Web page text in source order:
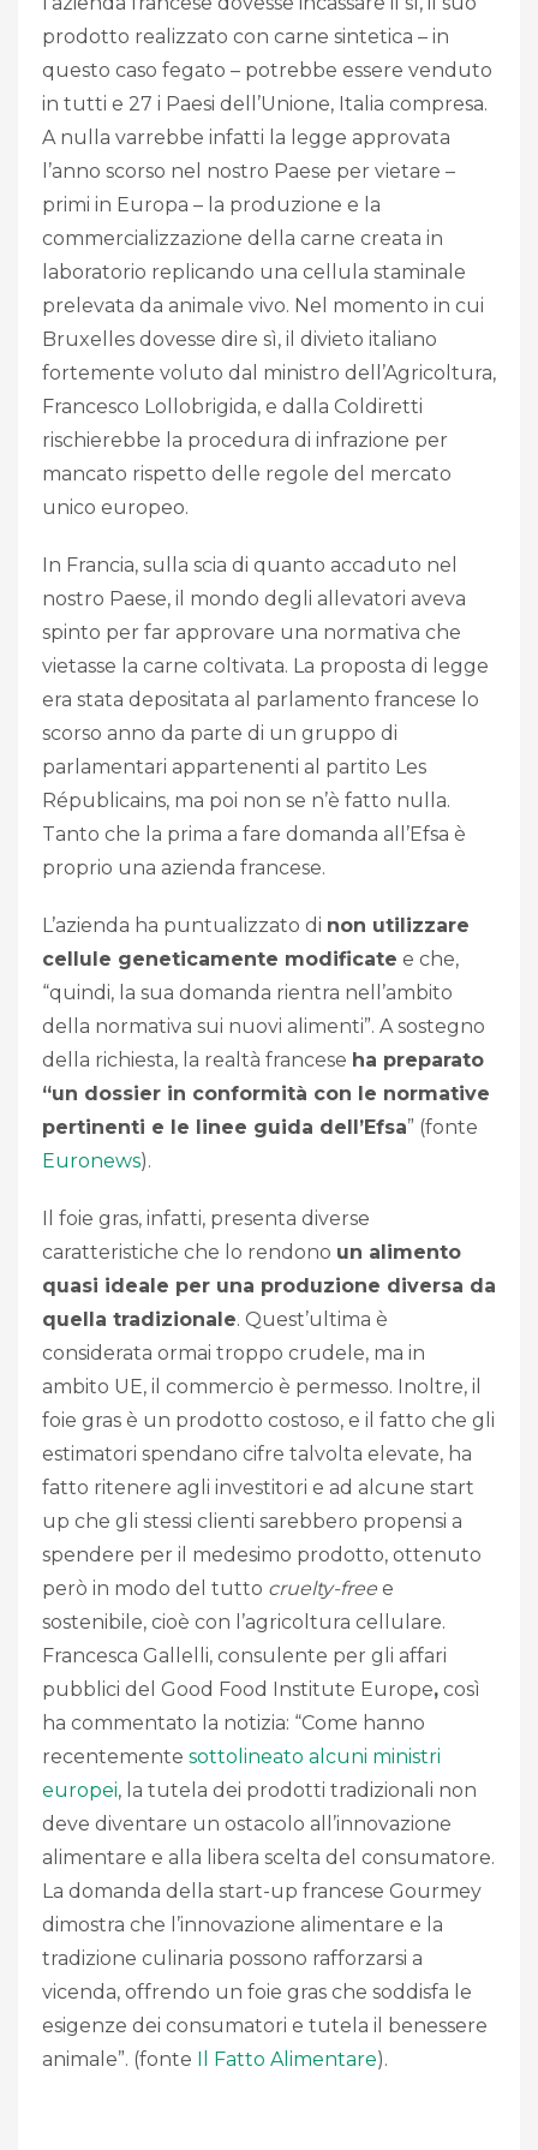
prodotto realizzato con carne sintetica – in
questo caso fegato – potrebbe essere venduto
in tutti e 27 i Paesi dell’Unione, Italia compresa.
A nulla varrebbe infatti la legge approvata
l’anno scorso nel nostro Paese per vietare –
primi in Europa – la produzione e la
commercializzazione della carne creata in
laboratorio replicando una cellula staminale
prelevata da animale vivo. Nel momento in cui
Bruxelles dovesse dire sì, il divieto italiano
fortemente voluto dal ministro dell’Agricoltura,
Francesco Lollobrigida, e dalla Coldiretti
rischierebbe la procedura di infrazione per
mancato rispetto delle regole del mercato
unico europeo.
In Francia, sulla scia di quanto accaduto nel
nostro Paese, il mondo degli allevatori aveva
spinto per far approvare una normativa che
vietasse la carne coltivata. La proposta di legge
era stata depositata al parlamento francese lo
scorso anno da parte di un gruppo di
parlamentari appartenenti al partito Les
Républicains, ma poi non se n’è fatto nulla.
Tanto che la prima a fare domanda all’Efsa è
proprio una azienda francese.
L’azienda ha puntualizzato di non utilizzare
cellule geneticamente modificate e che,
“quindi, la sua domanda rientra nell’ambito
della normativa sui nuovi alimenti”. A sostegno
della richiesta, la realtà francese ha preparato
“un dossier in conformità con le normative
pertinenti e le linee guida dell’Efsa” (fonte
Euronews).
Il foie gras, infatti, presenta diverse
caratteristiche che lo rendono un alimento
quasi ideale per una produzione diversa da
quella tradizionale. Quest’ultima è
considerata ormai troppo crudele, ma in
ambito UE, il commercio è permesso. Inoltre, il
foie gras è un prodotto costoso, e il fatto che gli
estimatori spendano cifre talvolta elevate, ha
fatto ritenere agli investitori e ad alcune start
up che gli stessi clienti sarebbero propensi a
spendere per il medesimo prodotto, ottenuto
però in modo del tutto cruelty-free e
sostenibile, cioè con l’agricoltura cellulare.
Francesca Gallelli, consulente per gli affari
pubblici del Good Food Institute Europe, così
ha commentato la notizia: “Come hanno
recentemente sottolineato alcuni ministri
europei, la tutela dei prodotti tradizionali non
deve diventare un ostacolo all’innovazione
alimentare e alla libera scelta del consumatore.
La domanda della start-up francese Gourmey
dimostra che l’innovazione alimentare e la
tradizione culinaria possono rafforzarsi a
vicenda, offrendo un foie gras che soddisfa le
esigenze dei consumatori e tutela il benessere
animale”. (fonte
Il Fatto Alimentare).